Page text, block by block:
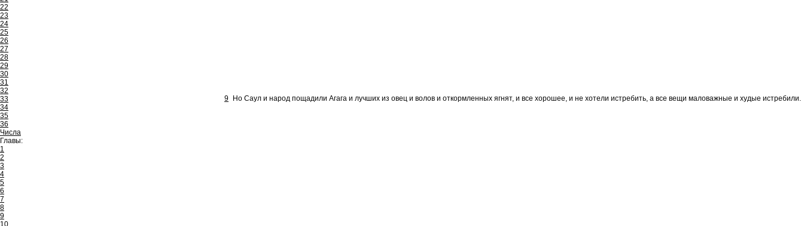
22
23
24
25
26
27
28
29
30
31
32
33
34
35
36
Числа
Главы:
1
2
3
4
5
6
7
8
9
10
9 Но Саул и народ пощадили Агага и лучших из овец и волов и откормленных ягнят, и все хорошее, и не хотели истребить, а все вещи маловажные и худые истребили.